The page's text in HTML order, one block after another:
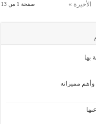
صفحة 1 من 13 الأخيرة »
بها
مميزاته